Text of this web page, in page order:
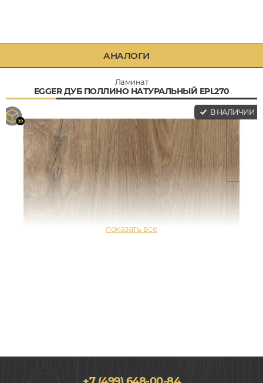
АНАЛОГИ
Ламинат
EGGER ДУБ ПОЛЛИНО НАТУРАЛЬНЫЙ EPL270
В НАЛИЧИИ